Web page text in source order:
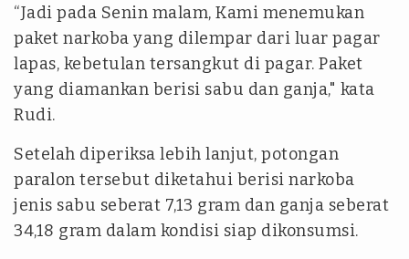
“Jadi pada Senin malam, Kami menemukan
paket narkoba yang dilempar dari luar pagar
lapas, kebetulan tersangkut di pagar. Paket
yang diamankan berisi sabu dan ganja," kata
Rudi.
Setelah diperiksa lebih lanjut, potongan
paralon tersebut diketahui berisi narkoba
jenis sabu seberat 7,13 gram dan ganja seberat
34,18 gram dalam kondisi siap dikonsumsi.